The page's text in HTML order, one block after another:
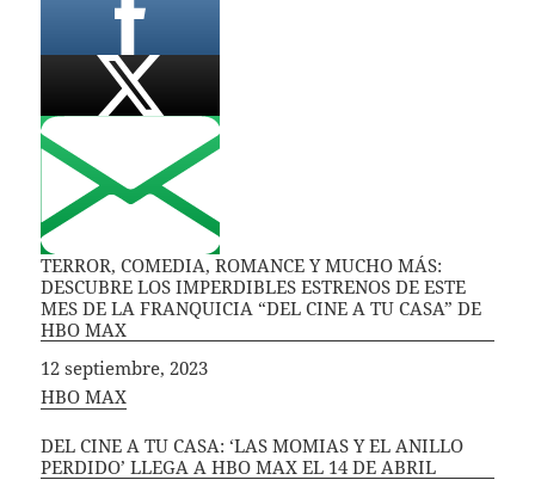
TERROR, COMEDIA, ROMANCE Y MUCHO MÁS:
DESCUBRE LOS IMPERDIBLES ESTRENOS DE ESTE
MES DE LA FRANQUICIA “DEL CINE A TU CASA” DE
HBO MAX
Fecha
12 septiembre, 2023
In relation to
HBO MAX
DEL CINE A TU CASA: ‘LAS MOMIAS Y EL ANILLO
PERDIDO’ LLEGA A HBO MAX EL 14 DE ABRIL